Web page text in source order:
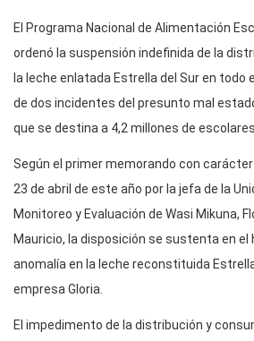
El Programa Nacional de Alimentación
ordenó la suspensión indefinida de la
la leche enlatada Estrella del Sur en todo
de dos incidentes del presunto mal
que se destina a 4,2 millones de escolares.
Según el primer memorando con
23 de abril de este año por la jefa de la
Monitoreo y Evaluación de Wasi Mikuna,
Mauricio, la disposición se sustenta en el
anomalía en la leche reconstituida
empresa Gloria.
El impedimento de la distribución y